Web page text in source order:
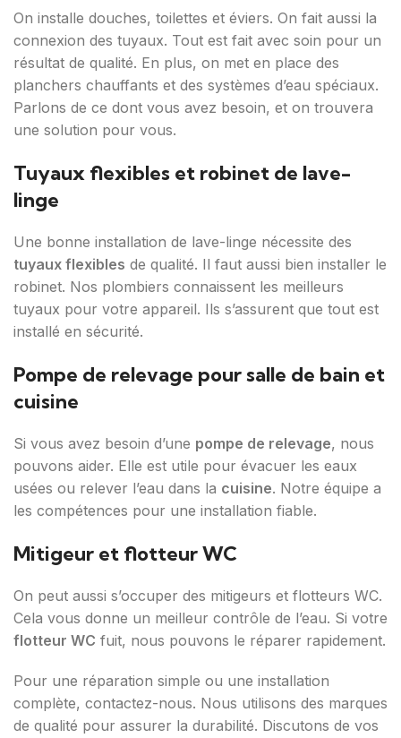
On installe douches, toilettes et éviers. On fait aussi la
connexion des tuyaux. Tout est fait avec soin pour un
résultat de qualité. En plus, on met en place des
planchers chauffants et des systèmes d’eau spéciaux.
Parlons de ce dont vous avez besoin, et on trouvera
une solution pour vous.
Tuyaux flexibles et robinet de lave-
linge
Une bonne installation de lave-linge nécessite des
tuyaux flexibles de qualité. Il faut aussi bien installer le
robinet. Nos plombiers connaissent les meilleurs
tuyaux pour votre appareil. Ils s’assurent que tout est
installé en sécurité.
Pompe de relevage pour salle de bain et
cuisine
Si vous avez besoin d’une pompe de relevage, nous
pouvons aider. Elle est utile pour évacuer les eaux
usées ou relever l’eau dans la cuisine. Notre équipe a
les compétences pour une installation fiable.
Mitigeur et flotteur WC
On peut aussi s’occuper des mitigeurs et flotteurs WC.
Cela vous donne un meilleur contrôle de l’eau. Si votre
flotteur WC fuit, nous pouvons le réparer rapidement.
Pour une réparation simple ou une installation
complète, contactez-nous. Nous utilisons des marques
de qualité pour assurer la durabilité. Discutons de vos